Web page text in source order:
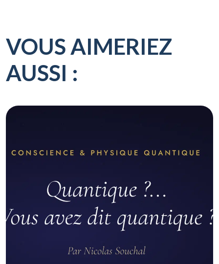
VOUS AIMERIEZ
AUSSI :